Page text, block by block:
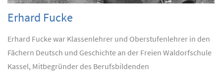
Erhard Fucke
Erhard Fucke war Klassenlehrer und Oberstufenlehrer in den
Fächern Deutsch und Geschichte an der Freien Waldorfschule
Kassel, Mitbegründer des Berufsbildenden